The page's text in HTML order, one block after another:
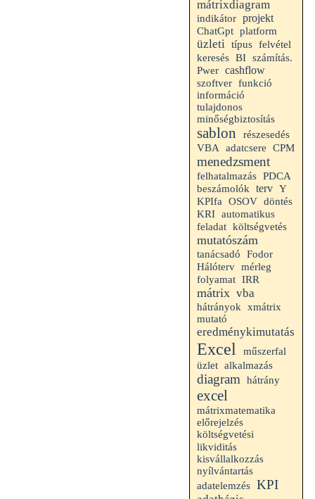
mátrixdiagram
indikátor projekt
ChatGpt platform
üzleti típus felvétel
keresés BI számítás.
Pwer cashflow
szoftver funkció
információ
tulajdonos
minőségbiztosítás
sablon részesedés
VBA adatcsere CPM
menedzsment
felhatalmazás PDCA
beszámolók
terv Y
KPIfa
OSOV döntés
KRI automatikus
feladat költségvetés
mutatószám
tanácsadó
Fodor
Hálóterv mérleg
folyamat IRR
mátrix vba
hátrányok
xmátrix
mutató
eredménykimutatás
Excel
műszerfal
üzlet alkalmazás
diagram hátrány
excel
mátrixmatematika
előrejelzés
költségvetési
likviditás
kisvállalkozzás
nyílvántartás
adatelemzés KPI